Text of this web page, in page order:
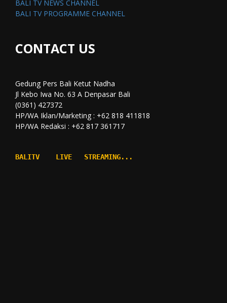
BALI TV NEWS CHANNEL
BALI TV PROGRAMME CHANNEL
CONTACT US
Gedung Pers Bali Ketut Nadha
Jl Kebo Iwa No. 63 A Denpasar Bali
(0361) 427372
HP/WA Iklan/Marketing : +62 818 411818
HP/WA Redaksi : +62 817 361717
BALITV    LIVE   STREAMING...